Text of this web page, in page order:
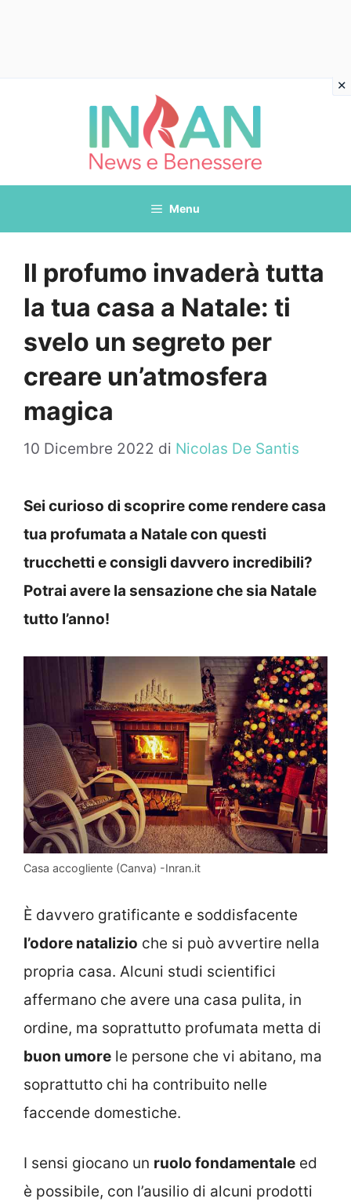
Menu
Il profumo invaderà tutta
la tua casa a Natale: ti
svelo un segreto per
creare un’atmosfera
magica
10 Dicembre 2022 di Nicolas De Santis
Sei curioso di scoprire come rendere casa
tua profumata a Natale con questi
trucchetti e consigli davvero incredibili?
Potrai avere la sensazione che sia Natale
tutto l’anno!
Casa accogliente (Canva) -Inran.it
È davvero gratificante e soddisfacente
l’odore natalizio che si può avvertire nella
propria casa. Alcuni studi scientifici
affermano che avere una casa pulita, in
ordine, ma soprattutto profumata metta di
buon umore le persone che vi abitano, ma
soprattutto chi ha contribuito nelle
faccende domestiche.
I sensi giocano un ruolo fondamentale ed
è possibile, con l’ausilio di alcuni prodotti